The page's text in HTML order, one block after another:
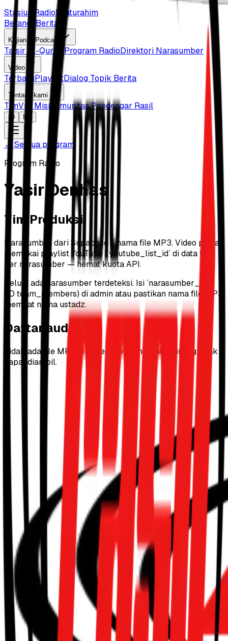
Stasiun RadioSilaturahim
Beranda Berita
Kajian & Podcast
Tafsir Al-Qur'anProgram RadioDirektori Narasumber
Video
TerbaruPlaylistDialog Topik Berita
Tentang kami
TimVisi MisiKomunitas Pendengar Rasil
ID EN
←Semua program
Program Radio
Yasir Denhas
Tim Produksi
Narasumber dari Supabase / nama file MP3. Video pilihan
memakai playlist YouTube (`youtube_list_id` di data tim)
per narasumber — hemat kuota API.
Belum ada narasumber terdeteksi. Isi `narasumber_list`
(ID team_members) di admin atau pastikan nama file MP3
memuat nama ustadz.
Daftar audio
Tidak ada file MP3 di folder program ini atau listing tidak
dapat diambil.